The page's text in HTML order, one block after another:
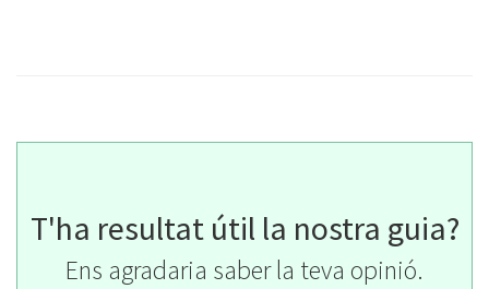
T'ha resultat útil la nostra guia?
Ens agradaria saber la teva opinió.